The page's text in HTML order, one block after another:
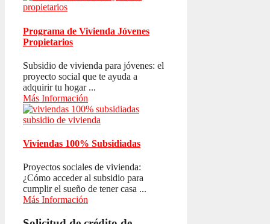
Programa de Vivienda Jóvenes
Propietarios
Subsidio de vivienda para jóvenes: el
proyecto social que te ayuda a
adquirir tu hogar ...
Más Información
Viviendas 100% Subsidiadas
Proyectos sociales de vivienda:
¿Cómo acceder al subsidio para
cumplir el sueño de tener casa ...
Más Información